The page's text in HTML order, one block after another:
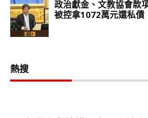
熱搜